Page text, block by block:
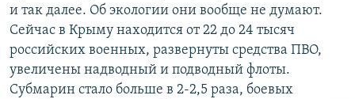
и так далее. Об экологии они вообще не думают.
Сейчас в Крыму находится от 22 до 24 тысяч
российских военных, развернуты средства ПВО,
увеличены надводный и подводный флоты.
Субмарин стало больше в 2-2,5 раза, боевых